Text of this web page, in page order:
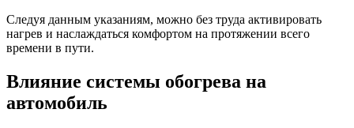
Следуя данным указаниям, можно без труда активировать
нагрев и наслаждаться комфортом на протяжении всего
времени в пути.
Влияние системы обогрева на
автомобиль